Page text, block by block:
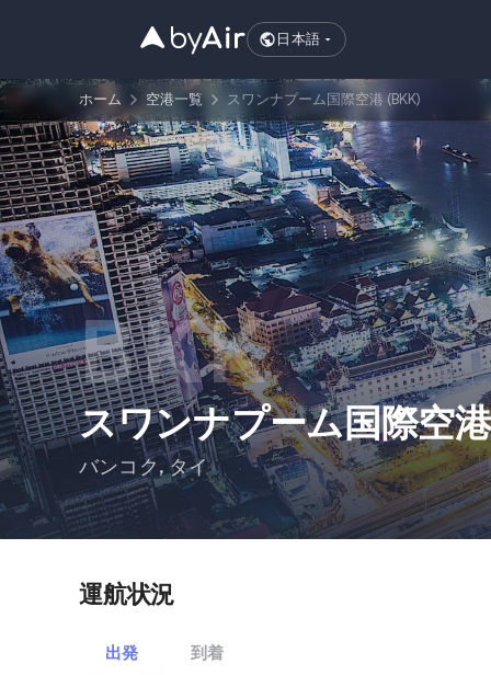
日本語
ホーム 空港一覧 スワンナプーム国際空港 (BKK)
BKK
スワンナプーム国際空港
バンコク,タイ
運航状況
出発 到着